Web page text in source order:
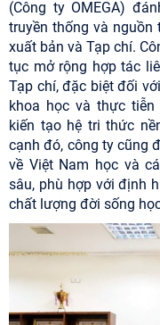
(Công ty OMEGA)
truyền thống và
xuất bản và Tạp chí.
tục mở rộng hợp tác
Tạp chí, đặc biệt đối
khoa học và thực
kiến tạo hệ tri thức
cạnh đó, công ty cũng
về Việt Nam học và
sâu, phù hợp với định
chất lượng đời sống